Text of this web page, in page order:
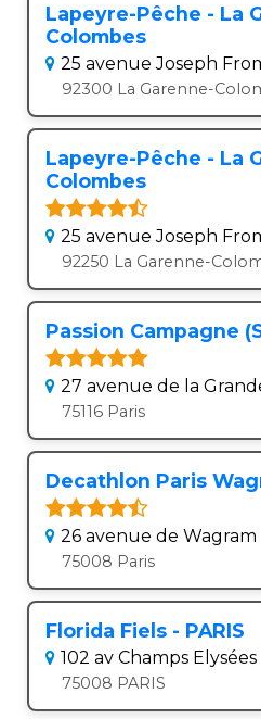
Lapeyre-Pêche - La
Colombes
25 avenue Joseph
92300 La Garenne-
Lapeyre-Pêche - La
Colombes
25 avenue Joseph
92250 La Garenne-
Passion Campagne
27 avenue de la
75116 Paris
Decathlon Paris
26 avenue de Wagram
75008 Paris
Florida Fiels - PARIS
102 av Champs Elysées
75008 PARIS